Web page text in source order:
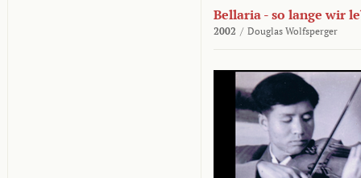
Bellaria - so lange wir
2002 / Douglas Wolfsperger